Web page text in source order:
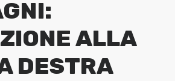
ALLA
DESTRA